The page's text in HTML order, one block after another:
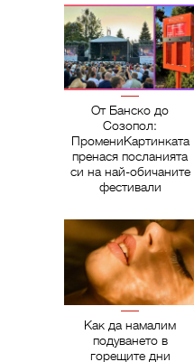
От Банско до
Созопол:
ПромениКартинката
пренася посланията
си на най-обичаните
фестивали
Как да намалим
подуването в
горещите дни